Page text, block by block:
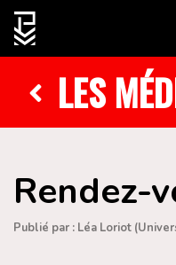
LES
Rendez-
Publié par : Léa Loriot